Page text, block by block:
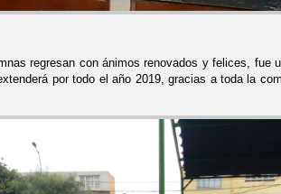
regresan con ánimos renovados y felices, fue
por todo el año 2019, gracias a toda la